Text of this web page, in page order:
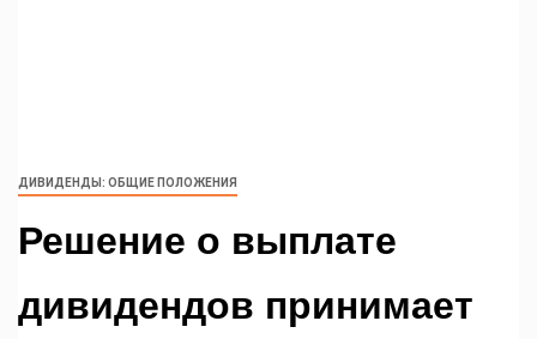
ДИВИДЕНДЫ: ОБЩИЕ ПОЛОЖЕНИЯ
Решение о выплате
дивидендов принимает